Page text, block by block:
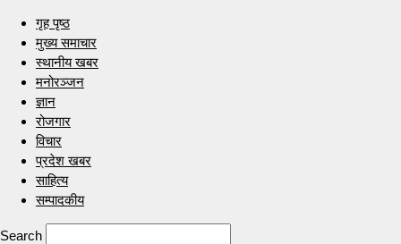
गृह पृष्ठ
मुख्य समाचार
स्थानीय खबर
मनोरञ्जन
ज्ञान
रोजगार
विचार
प्रदेश खबर
साहित्य
सम्पादकीय
Search